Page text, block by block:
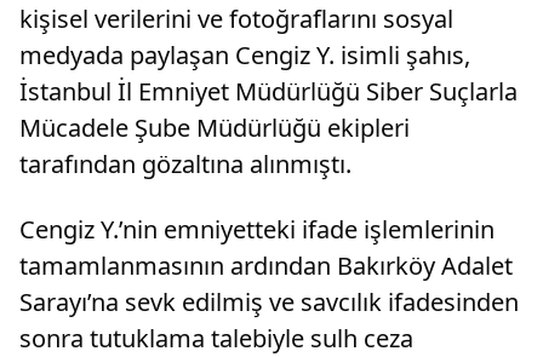
kişisel verilerini ve fotoğraflarını sosyal
medyada paylaşan Cengiz Y. isimli şahıs,
İstanbul İl Emniyet Müdürlüğü Siber Suçlarla
Mücadele Şube Müdürlüğü ekipleri
tarafından gözaltına alınmıştı.
Cengiz Y.’nin emniyetteki ifade işlemlerinin
tamamlanmasının ardından Bakırköy Adalet
Sarayı’na sevk edilmiş ve savcılık ifadesinden
sonra tutuklama talebiyle sulh ceza